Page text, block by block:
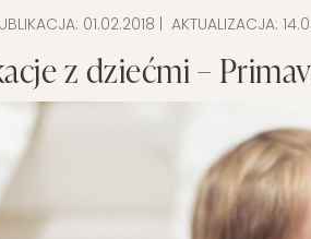
01.02.2018 | AKTUALIZACJA:
z dziećmi –